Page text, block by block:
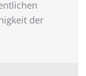
der